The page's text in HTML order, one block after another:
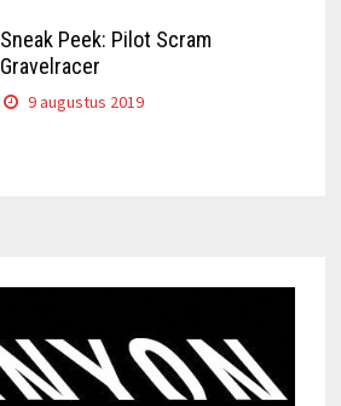
Sneak Peek: Pilot Scram
Gravelracer
9 augustus 2019